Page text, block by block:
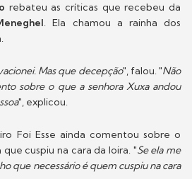
rebateu as críticas que recebeu da
. Ela chamou a rainha dos
Mas que decepção", falou. "Não
sobre o que a senhora Xuxa andou
", explicou.
Foi Esse ainda comentou sobre o
cuspiu na cara da loira. "Se ela me
que necessário é quem cuspiu na cara